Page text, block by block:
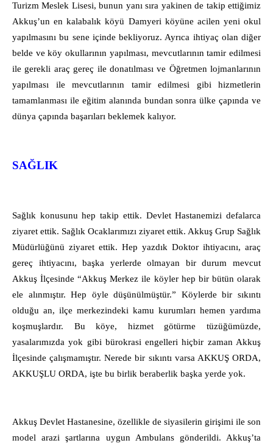
Turizm Meslek Lisesi, bunun yanı sıra yakinen de takip ettiğimiz
Akkuş’un en kalabalık köyü Damyeri köyüne acilen yeni okul
yapılmasını bu sene içinde bekliyoruz. Ayrıca ihtiyaç olan diğer
belde ve köy okullarının yapılması, mevcutlarının tamir edilmesi
ile gerekli araç gereç ile donatılması ve Öğretmen lojmanlarının
yapılması ile mevcutlarının tamir edilmesi gibi hizmetlerin
tamamlanması ile eğitim alanında bundan sonra ülke çapında ve
dünya çapında başarıları beklemek kalıyor.
SAĞLIK
Sağlık konusunu hep takip ettik. Devlet Hastanemizi defalarca
ziyaret ettik. Sağlık Ocaklarımızı ziyaret ettik. Akkuş Grup Sağlık
Müdürlüğünü ziyaret ettik. Hep yazdık Doktor ihtiyacını, araç
gereç ihtiyacını, başka yerlerde olmayan bir durum mevcut
Akkuş İlçesinde “Akkuş Merkez ile köyler hep bir bütün olarak
ele alınmıştır. Hep öyle düşünülmüştür.” Köylerde bir sıkıntı
olduğu an, ilçe merkezindeki kamu kurumları hemen yardıma
koşmuşlardır. Bu köye, hizmet götürme tüzüğümüzde,
yasalarımızda yok gibi bürokrasi engelleri hiçbir zaman Akkuş
İlçesinde çalışmamıştır. Nerede bir sıkıntı varsa AKKUŞ ORDA,
AKKUŞLU ORDA, işte bu birlik beraberlik başka yerde yok.
Akkuş Devlet Hastanesine, özellikle de siyasilerin girişimi ile son
model arazi şartlarına uygun Ambulans gönderildi. Akkuş’ta